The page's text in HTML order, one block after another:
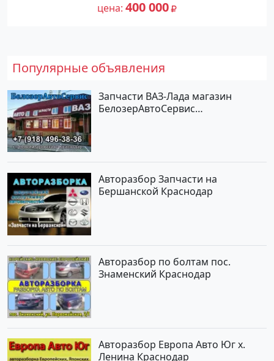
цена 400 000
Популярные объявления
Запчасти ВАЗ-Лада магазин
БелозерАвтоСервис
Авторазбор Запчасти на
Бершанской Краснодар
Авторазбор по болтам пос.
Знаменский Краснодар
Авторазбор Европа Авто Юг х.
Ленина Краснодар